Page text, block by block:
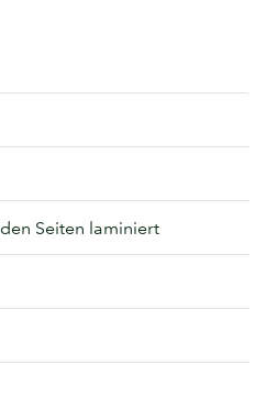
Seiten laminiert